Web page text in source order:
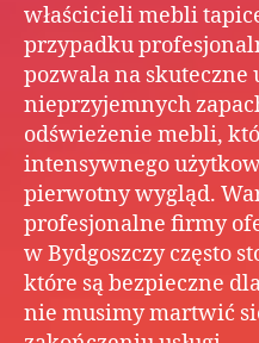
właścicieli mebli
przypadku
pozwala na
nieprzyjemnych
odświeżenie mebli,
intensywnego
pierwotny wygląd.
profesjonalne firmy
w Bydgoszczy często
które są bezpieczne
nie musimy martwić